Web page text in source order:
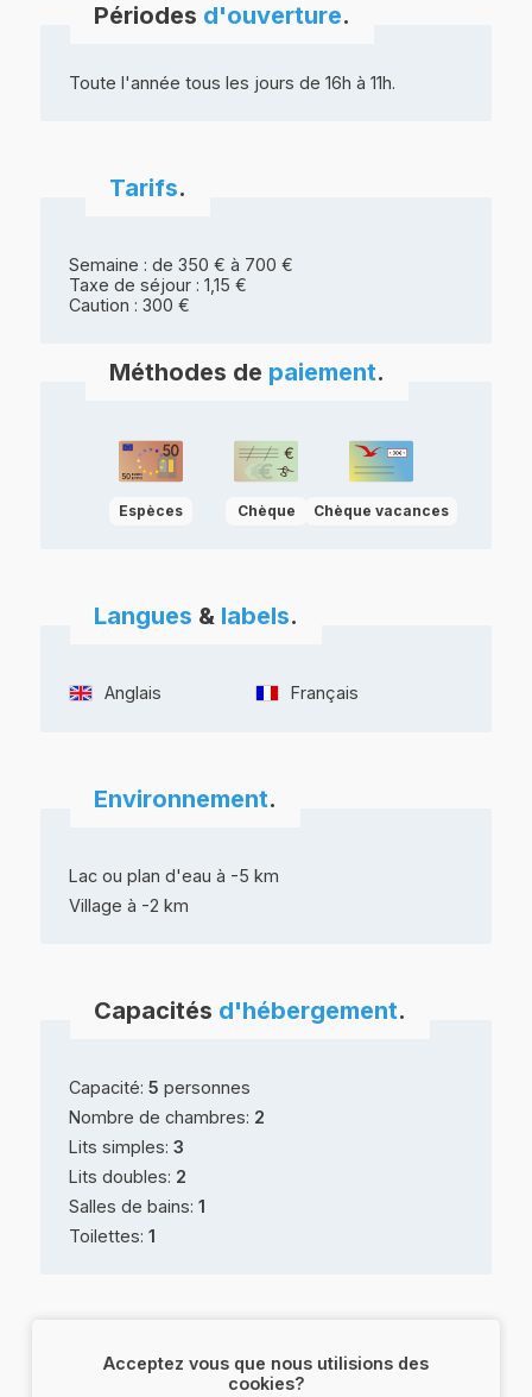
Acceptez vous que nous utilisions des
cookies?
Périodes d'ouverture.
Toute l'année tous les jours de 16h à 11h.
Tarifs.
Semaine : de 350 € à 700 €
Taxe de séjour : 1,15 €
Caution : 300 €
Méthodes de paiement.
Espèces Chèque Chèque vacances
Langues & labels.
Anglais Français
Environnement.
Lac ou plan d'eau à -5 km
Village à -2 km
Capacités d'hébergement.
Capacité:5 personnes
Nombre de chambres: 2
Lits simples:3
Lits doubles: 2
Salles de bains:1
Toilettes:1